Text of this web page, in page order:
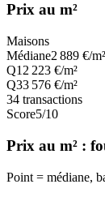
Prix au m²
Maisons
Médiane2 889 €/m²
Q1 2 223 €/m²
Q33 576 €/m²
34 transactions
Score5/10
Prix au m² :
Point = médiane,